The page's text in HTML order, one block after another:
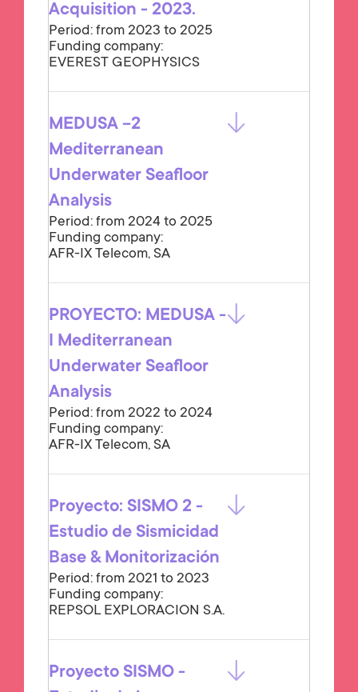
Acquisition - 2023.
Period: from 2023 to 2025
Funding company:
EVEREST GEOPHYSICS
MEDUSA -2
Mediterranean
Underwater Seafloor
Analysis
Period: from 2024 to 2025
Funding company:
AFR-IX Telecom, SA
PROYECTO: MEDUSA -
I Mediterranean
Underwater Seafloor
Analysis
Period: from 2022 to 2024
Funding company:
AFR-IX Telecom, SA
Proyecto: SISMO 2 -
Estudio de Sismicidad
Base & Monitorización
Period: from 2021 to 2023
Funding company:
REPSOL EXPLORACION S.A.
Proyecto SISMO -